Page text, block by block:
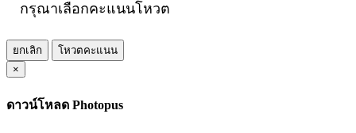
กรุณาเลือกคะแนนโหวต
ยกเลิก
โหวตคะแนน
×
ดาวน์โหลด Photopus